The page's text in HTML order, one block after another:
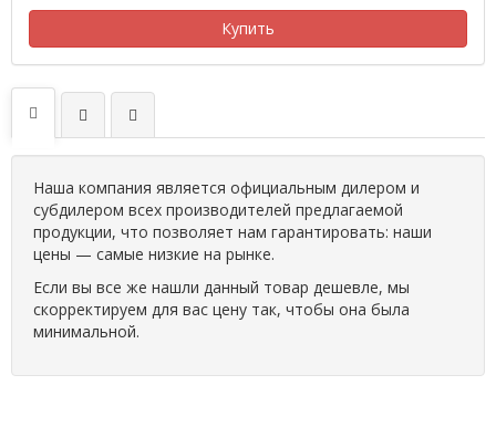
Купить
Наша компания является официальным дилером и
субдилером всех производителей предлагаемой
продукции, что позволяет нам гарантировать: наши
цены — самые низкие на рынке.
Если вы все же нашли данный товар дешевле, мы
скорректируем для вас цену так, чтобы она была
минимальной.